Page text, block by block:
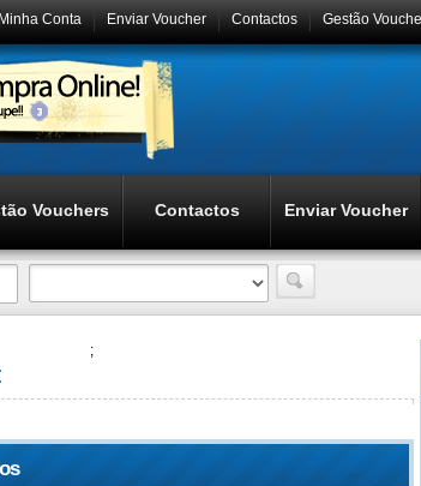
Gestão
Contactos
Enviar Voucher
Conta
Vouchers Contactos Enviar Voucher
;